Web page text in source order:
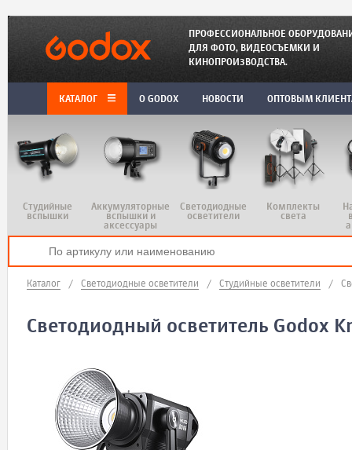
ПРОФЕССИОНАЛЬНОЕ
ДЛЯ ФОТО, ВИДЕОСЪЕМКИ И
КИНОПРОИЗВОДСТВА.
КАТАЛОГ O GODOX НОВОСТИ ОПТОВЫМ
Студийные
вспышки
Аккумуляторные
вспышки и
аксессуары
Светодиодные
осветители
Комплекты
света
Каталог / Светодиодные осветители / Студийные осветители /
Светодиодный осветитель Godox